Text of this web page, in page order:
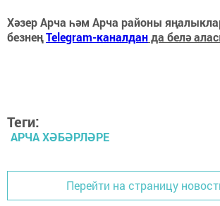
Хәзер Арча һәм Арча районы
безнеңTelegram-каналданда белә
Теги:
АРЧА ХӘБӘРЛӘРЕ
Перейти на страницу